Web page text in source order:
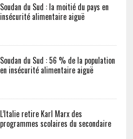
Soudan du Sud : la moitié du pays en
insécurité alimentaire aiguë
Soudan du Sud : 56 % de la population
en insécurité alimentaire aiguë
L’Italie retire Karl Marx des
programmes scolaires du secondaire